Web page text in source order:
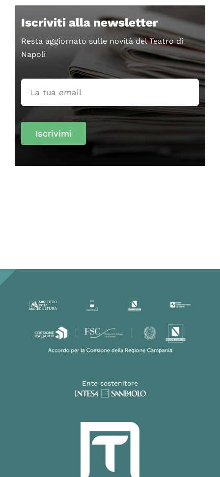
Iscriviti alla newsletter
Resta aggiornato sulle novità del Teatro di
Napoli
Iscrivimi
Ente sostenitore